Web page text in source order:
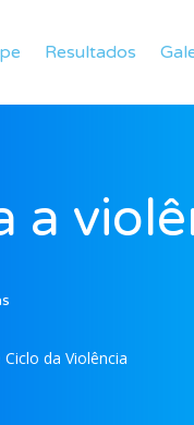
Resultados
a
da Violência